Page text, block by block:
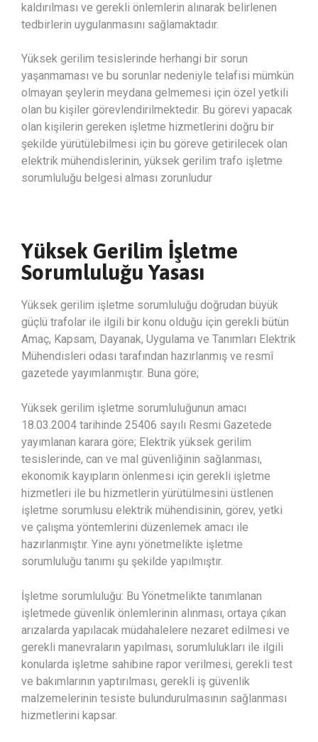
kaldırılması ve gerekli önlemlerin alınarak belirlenen
tedbirlerin uygulanmasını sağlamaktadır.
Yüksek gerilim tesislerinde herhangi bir sorun
yaşanmaması ve bu sorunlar nedeniyle telafisi mümkün
olmayan şeylerin meydana gelmemesi için özel yetkili
olan bu kişiler görevlendirilmektedir. Bu görevi yapacak
olan kişilerin gereken işletme hizmetlerini doğru bir
şekilde yürütülebilmesi için bu göreve getirilecek olan
elektrik mühendislerinin, yüksek gerilim trafo işletme
sorumluluğu belgesi alması zorunludur
Yüksek Gerilim İşletme
Sorumluluğu Yasası
Yüksek gerilim işletme sorumluluğu doğrudan büyük
güçlü trafolar ile ilgili bir konu olduğu için gerekli bütün
Amaç, Kapsam, Dayanak, Uygulama ve Tanımları Elektrik
Mühendisleri odası tarafından hazırlanmış ve resmî
gazetede yayımlanmıştır. Buna göre;
Yüksek gerilim işletme sorumluluğunun amacı
18.03.2004 tarihinde 25406 sayılı Resmi Gazetede
yayımlanan karara göre; Elektrik yüksek gerilim
tesislerinde, can ve mal güvenliğinin sağlanması,
ekonomik kayıpların önlenmesi için gerekli işletme
hizmetleri ile bu hizmetlerin yürütülmesini üstlenen
işletme sorumlusu elektrik mühendisinin, görev, yetki
ve çalışma yöntemlerini düzenlemek amacı ile
hazırlanmıştır. Yine aynı yönetmelikte işletme
sorumluluğu tanımı şu şekilde yapılmıştır.
İşletme sorumluluğu: Bu Yönetmelikte tanımlanan
işletmede güvenlik önlemlerinin alınması, ortaya çıkan
arızalarda yapılacak müdahalelere nezaret edilmesi ve
gerekli manevraların yapılması, sorumlulukları ile ilgili
konularda işletme sahibine rapor verilmesi, gerekli test
ve bakımlarının yaptırılması, gerekli iş güvenlik
malzemelerinin tesiste bulundurulmasının sağlanması
hizmetlerini kapsar.